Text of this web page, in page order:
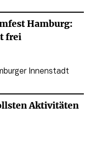
Hamburg:
frei
Aktivitäten